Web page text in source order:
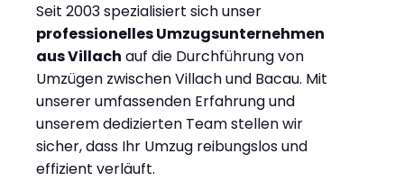
Seit 2003 spezialisiert sich unser
professionelles Umzugsunternehmen
aus Villach auf die Durchführung von
Umzügen zwischen Villach und Bacau. Mit
unserer umfassenden Erfahrung und
unserem dedizierten Team stellen wir
sicher, dass Ihr Umzug reibungslos und
effizient verläuft.